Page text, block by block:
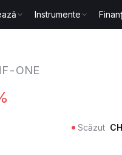
Instrumente
ONE
Scăzut